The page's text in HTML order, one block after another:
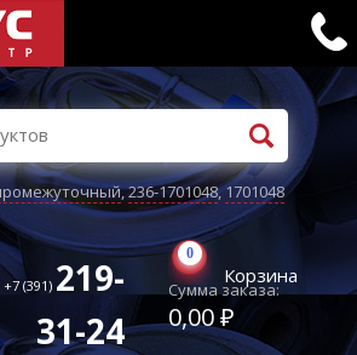
,236-1701048,1701048
(391) 219-
31-24
0
Корзина
Сумма заказа:
0,00 ₽